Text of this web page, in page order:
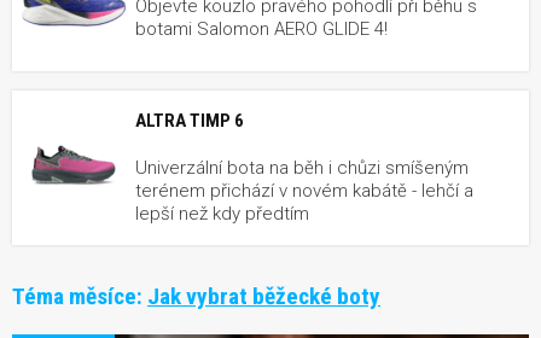
Objevte kouzlo pravého pohodlí při běhu s
botami Salomon AERO GLIDE 4!
ALTRA TIMP 6
Univerzální bota na běh i chůzi smíšeným
terénem přichází v novém kabátě - lehčí a
lepší než kdy předtím
Téma měsíce: Jak vybrat běžecké boty